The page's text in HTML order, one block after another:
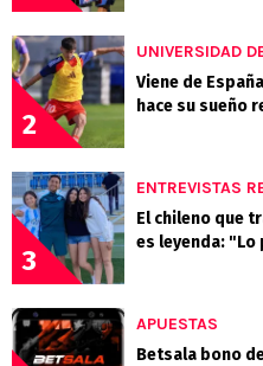
2
UNIVERSIDAD
Viene de
hace su sueño
3
ENTREVISTAS
El chileno que
es leyenda: "Lo
APUESTAS
Betsala bono